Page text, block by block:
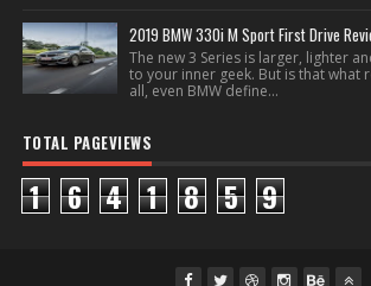
2019 BMW 330i M Sport First Drive
The new 3 Series is larger, lighter
to your inner geek. But is that what
all, even BMW define...
TOTAL PAGEVIEWS
1 6 4 1 8 5 9